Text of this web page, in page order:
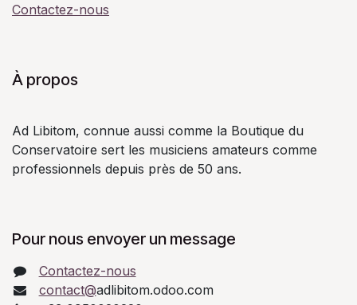
Contactez-nous
À propos
Ad Libitom, connue aussi comme la Boutique du
Conservatoire sert les musiciens amateurs comme
professionnels depuis près de 50 ans.
Pour nous envoyer un message
Contactez-nous
contact@adlibitom.odoo.com